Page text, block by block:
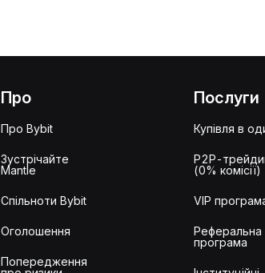
Про
Про Bybit
Зустрічайте
Mantle
Спільноти Bybit
Оголошення
Попередження
Послуги
Купівля в
P2P-
(0% комісії)
VIP
Реферальна
програма